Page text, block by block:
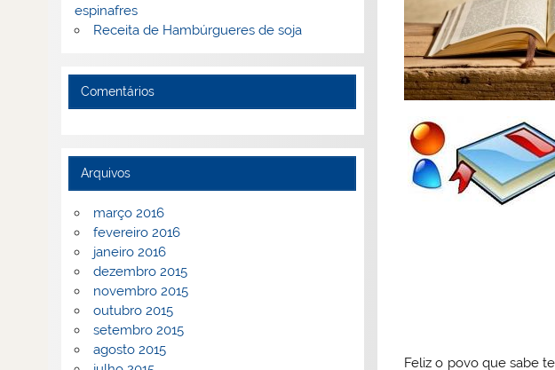
Feliz o povo que sabe
espinafres
Receita de Hambúrgueres de soja
Comentários
Arquivos
março 2016
fevereiro 2016
janeiro 2016
dezembro 2015
novembro 2015
outubro 2015
setembro 2015
agosto 2015